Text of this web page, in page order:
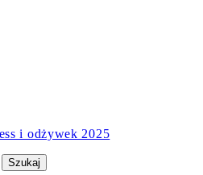
i odżywek 2025